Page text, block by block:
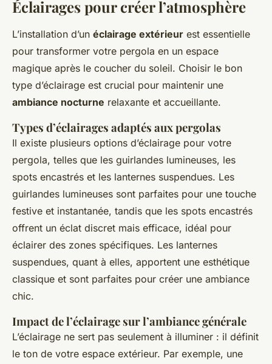
Éclairages pour créer l’atmosphère
L’installation d’un éclairage extérieur est essentielle
pour transformer votre pergola en un espace
magique après le coucher du soleil. Choisir le bon
type d’éclairage est crucial pour maintenir une
ambiance nocturne relaxante et accueillante.
Types d’éclairages adaptés aux pergolas
Il existe plusieurs options d’éclairage pour votre
pergola, telles que les guirlandes lumineuses, les
spots encastrés et les lanternes suspendues. Les
guirlandes lumineuses sont parfaites pour une touche
festive et instantanée, tandis que les spots encastrés
offrent un éclat discret mais efficace, idéal pour
éclairer des zones spécifiques. Les lanternes
suspendues, quant à elles, apportent une esthétique
classique et sont parfaites pour créer une ambiance
chic.
Impact de l’éclairage sur l’ambiance générale
L’éclairage ne sert pas seulement à illuminer : il définit
le ton de votre espace extérieur. Par exemple, une